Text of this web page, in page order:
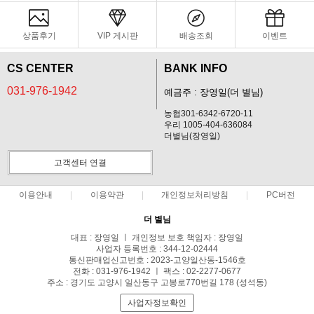
상품후기 VIP 게시판 배송조회 이벤트
CS CENTER
031-976-1942
BANK INFO
예금주 : 장영일(더 별님)
농협301-6342-6720-11
우리 1005-404-636084
더별님(장영일)
고객센터 연결
이용안내 이용약관 개인정보처리방침 PC버전
더 별님
대표 : 장영일 ㅣ 개인정보 보호 책임자 : 장영일
사업자 등록번호 : 344-12-02444
통신판매업신고번호 : 2023-고양일산동-1546호
전화 : 031-976-1942 ㅣ 팩스 : 02-2277-0677
주소 : 경기도 고양시 일산동구 고봉로770번길 178 (성석동)
사업자정보확인